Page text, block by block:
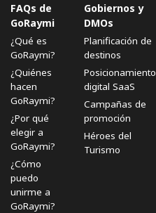
FAQs de
GoRaymi
¿Qué es
GoRaymi?
¿Quiénes
hacen
GoRaymi?
¿Por qué
elegir a
GoRaymi?
¿Cómo
puedo
unirme a
GoRaymi?
Gobiernos y
DMOs
Planificación de
destinos
Posicionamiento
digital SaaS
Campañas de
promoción
Héroes del
Turismo